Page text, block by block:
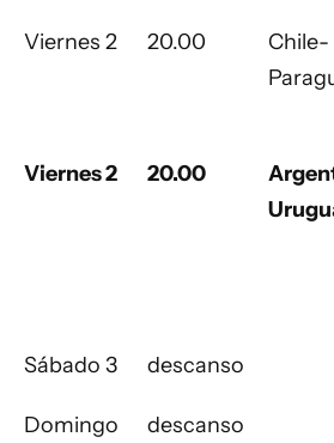
Viernes 2 20.00
Chile-
Viernes 2 20.00
Sábado 3 descanso
Domingo
descanso